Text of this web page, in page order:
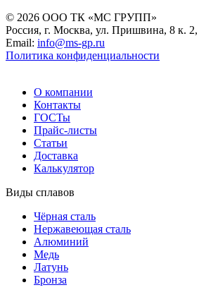
© 2026 ООО ТК «МС ГРУПП»
Россия, г. Москва, ул. Пришвина, 8 к.
Email: info@ms-gp.ru
Политика конфиденциальности
О компании
Контакты
ГОСТы
Прайс-листы
Статьи
Доставка
Калькулятор
Виды сплавов
Чёрная сталь
Нержавеющая сталь
Алюминий
Медь
Латунь
Бронза